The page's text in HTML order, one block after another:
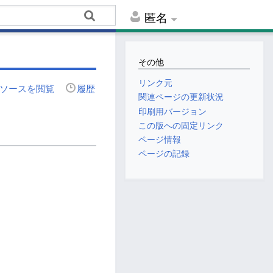
匿名
ソースを閲覧 履歴
その他
リンク元
関連ページの更新状況
印刷用バージョン
この版への固定リンク
ページ情報
ページの記録